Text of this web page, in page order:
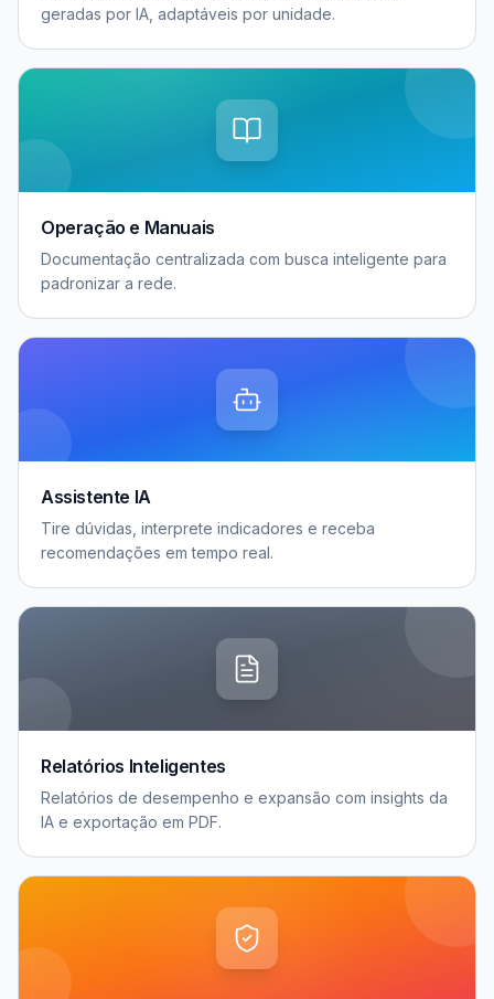
geradas por IA, adaptáveis por unidade.
Operação e Manuais
Documentação centralizada com busca inteligente para
padronizar a rede.
Assistente IA
Tire dúvidas, interprete indicadores e receba
recomendações em tempo real.
Relatórios Inteligentes
Relatórios de desempenho e expansão com insights da
IA e exportação em PDF.